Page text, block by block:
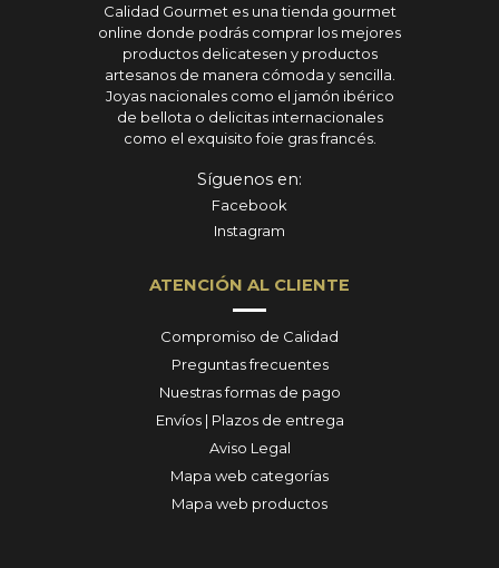
Calidad Gourmet es una tienda gourmet
online donde podrás comprar los mejores
productos delicatesen y productos
artesanos de manera cómoda y sencilla.
Joyas nacionales como el jamón ibérico
de bellota o delicitas internacionales
como el exquisito foie gras francés.
Síguenos en:
Facebook
Instagram
ATENCIÓN AL CLIENTE
Compromiso de Calidad
Preguntas frecuentes
Nuestras formas de pago
Envíos | Plazos de entrega
Aviso Legal
Mapa web categorías
Mapa web productos